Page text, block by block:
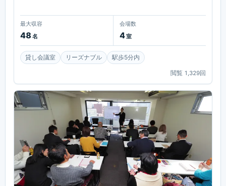
最大収容
48名
会場数
4室
貸し会議室 リーズナブル 駅歩5分内
閲覧 1,329回